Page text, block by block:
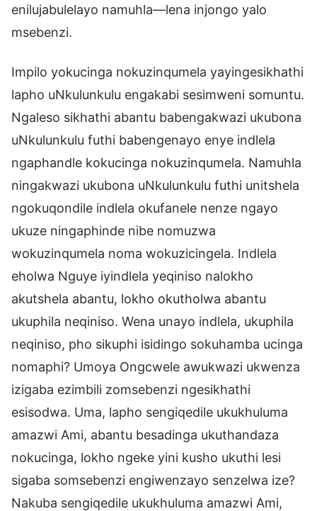
enilujabulelayo namuhla—lena injongo yalo
msebenzi.
Impilo yokucinga nokuzinqumela yayingesikhathi
lapho uNkulunkulu engakabi sesimweni somuntu.
Ngaleso sikhathi abantu babengakwazi ukubona
uNkulunkulu futhi babengenayo enye indlela
ngaphandle kokucinga nokuzinqumela. Namuhla
ningakwazi ukubona uNkulunkulu futhi unitshela
ngokuqondile indlela okufanele nenze ngayo
ukuze ningaphinde nibe nomuzwa
wokuzinqumela noma wokuzicingela. Indlela
eholwa Nguye iyindlela yeqiniso nalokho
akutshela abantu, lokho okutholwa abantu
ukuphila neqiniso. Wena unayo indlela, ukuphila
neqiniso, pho sikuphi isidingo sokuhamba ucinga
nomaphi? Umoya Ongcwele awukwazi ukwenza
izigaba ezimbili zomsebenzi ngesikhathi
esisodwa. Uma, lapho sengiqedile ukukhuluma
amazwi Ami, abantu besadinga ukuthandaza
nokucinga, lokho ngeke yini kusho ukuthi lesi
sigaba somsebenzi engiwenzayo senzelwa ize?
Nakuba sengiqedile ukukhuluma amazwi Ami,